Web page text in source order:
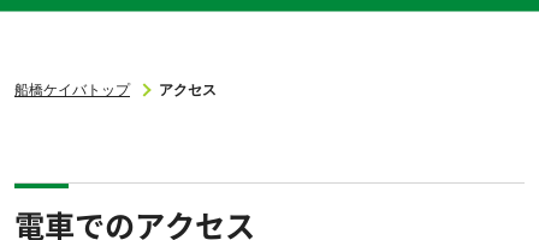
船橋ケイバトップ アクセス
電車でのアクセス